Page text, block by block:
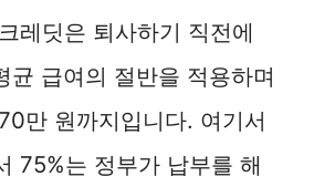
레딧은 퇴사하기 직전에
균 급여의 절반을 적용하며
만 원까지입니다. 여기서
75%는 정부가 납부를 해